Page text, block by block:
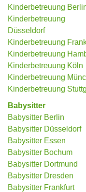
Kinderbetreuung
Kinderbetreuung
Düsseldorf
Kinderbetreuung
Kinderbetreuung
Kinderbetreuung Köln
Kinderbetreuung
Kinderbetreuung
Babysitter
Babysitter Berlin
Babysitter Düsseldorf
Babysitter Essen
Babysitter Bochum
Babysitter Dortmund
Babysitter Dresden
Babysitter Frankfurt